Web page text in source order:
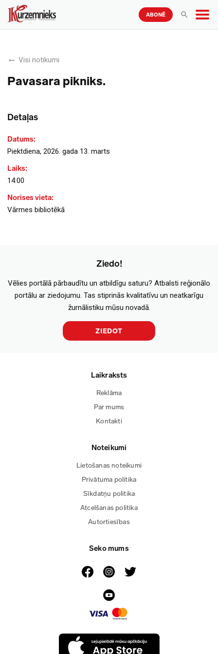
ABONĒ
Visi notikumi
Pavasara pikniks.
Detaļas
Datums:
Piektdiena, 2026. gada 13. marts
Laiks:
14:00
Norises vieta:
Vārmes bibliotēkā
Ziedo!
Vēlies portālā pārbaudītu un atbildīgu saturu? Atbalsti reģionālo
portālu ar ziedojumu. Tas stiprinās kvalitatīvu un neatkarīgu
žurnālistiku mūsu novadā.
ZIEDOT
Laikraksts
Reklāma
Par mums
Kontakti
Noteikumi
Lietošanas noteikumi
Privātuma politika
Sīkdatņu politika
Atcelšanas politika
Autortiesības
Seko mums